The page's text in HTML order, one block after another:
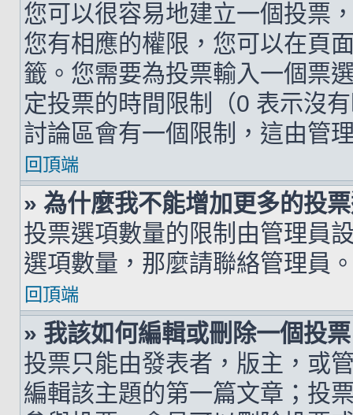
您可以很容易地建立一個投票
您有相應的權限，您可以在頁
籤。您需要為投票輸入一個票
定投票的時間限制（0 表示沒
討論區會有一個限制，這由管
回頂端
» 為什麼我不能增加更多的投
投票選項數量的限制由管理員
選項數量，那麼請聯絡管理員
回頂端
» 我該如何編輯或刪除一個投
投票只能由發表者，版主，或
編輯該主題的第一篇文章；投